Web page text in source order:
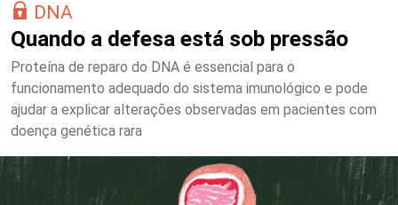
DNA
Quando a defesa está sob pressão
Proteína de reparo do DNA é essencial para o
funcionamento adequado do sistema imunológico e pode
ajudar a explicar alterações observadas em pacientes com
doença genética rara